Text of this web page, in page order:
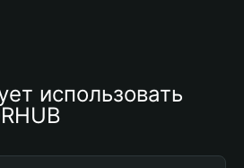
использовать